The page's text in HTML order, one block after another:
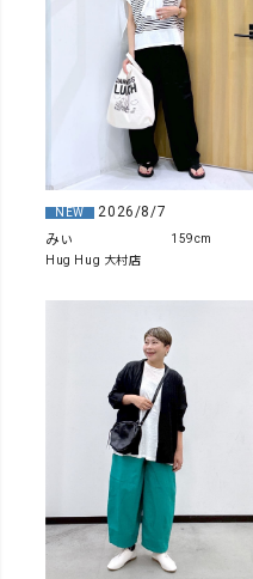
NEW
2026/8/7
みぃ
Hug Hug 大村店
159cm